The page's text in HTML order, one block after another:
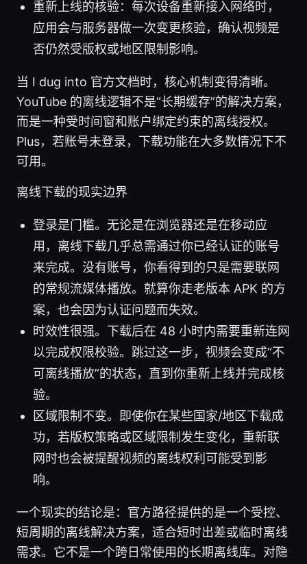
重新上线的核验：每次设备重新接入网络时，
应用会与服务器做一次变更核验，确认视频是
否仍然受版权或地区限制影响。
当 I dug into 官方文档时，核心机制变得清晰。
YouTube 的离线逻辑不是“长期缓存”的解决方案，
而是一种受时间窗和账户绑定约束的离线授权。
Plus，若账号未登录，下载功能在大多数情况下不
可用。
离线下载的现实边界
登录是门槛。无论是在浏览器还是在移动应
用，离线下载几乎总需通过你已经认证的账号
来完成。没有账号，你看得到的只是需要联网
的常规流媒体播放。就算你走老版本 APK 的方
案，也会因为认证问题而失效。
时效性很强。下载后在 48 小时内需要重新连网
以完成权限校验。跳过这一步，视频会变成“不
可离线播放”的状态，直到你重新上线并完成核
验。
区域限制不变。即使你在某些国家/地区下载成
功，若版权策略或区域限制发生变化，重新联
网时也会被提醒视频的离线权利可能受到影
响。
一个现实的结论是：官方路径提供的是一个受控、
短周期的离线解决方案，适合短时出差或临时离线
需求。它不是一个跨日常使用的长期离线库。对隐